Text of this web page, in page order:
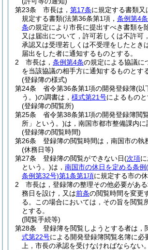
第23条
市長は， 第17条に規定する書類又
規定する書類(法第36条第1項， 条例第4条
条の規定により市長に提出すべき書類を
又は届出について，許可若しくは不許可
承認又は受理若しくは不受理をしたとき
届出をした者に通知するものとする。
2
市長は， 条例第4条の規定による協議に
を当該協議の相手方に通知するものとする
(登録簿の様式)
第24条
省令第36条第1項の開発登録簿(以
う。)の調書は， 様式第21号によるものと
(登録簿の閲覧所)
第25条
省令第38条第1項の開発登録簿閲
所」という。)は，南国市都市整備課内に
(登録簿の閲覧時間)
第26条
登録簿の閲覧時間は，南国市の執
(休務日等)
第27条
登録簿の閲覧ができない日(次項
という。)は， 南国市の休日を定める条例
条例第32号)第1条第1項に規定する市の休
2
市長は，登録簿の整理その他必要があ
務日を設け，又は前条の閲覧時間を変更
る。
この場合においては，その旨を閲覧
とする。
(閲覧手続等)
第28条
登録簿を閲覧しようとする者は，
式第22号による開発登録簿閲覧名簿に必
上，市長の承認を受けなければならない。